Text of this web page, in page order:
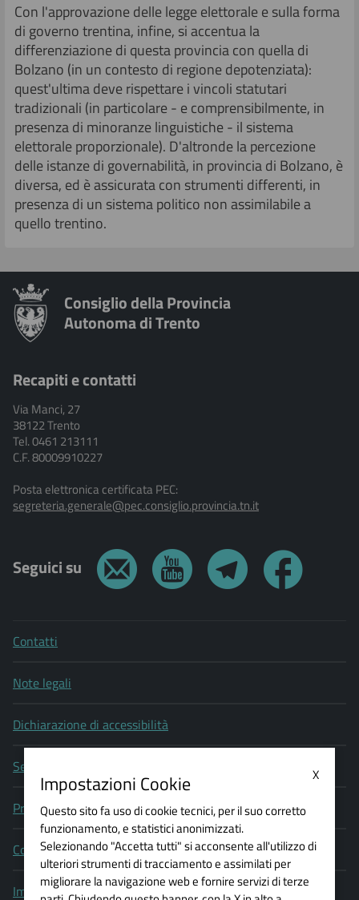
Con l'approvazione delle legge elettorale e sulla forma
di governo trentina, infine, si accentua la
differenziazione di questa provincia con quella di
Bolzano (in un contesto di regione depotenziata):
quest'ultima deve rispettare i vincoli statutari
tradizionali (in particolare - e comprensibilmente, in
presenza di minoranze linguistiche - il sistema
elettorale proporzionale). D'altronde la percezione
delle istanze di governabilità, in provincia di Bolzano, è
diversa, ed è assicurata con strumenti differenti, in
presenza di un sistema politico non assimilabile a
quello trentino.
Consiglio della Provincia
Autonoma di Trento
Recapiti e contatti
Via Manci, 27
38122 Trento
Tel. 0461 213111
C.F. 80009910227
Posta elettronica certificata PEC:
segreteria.generale@pec.consiglio.provincia.tn.it
Seguici su
Contatti
Note legali
Dichiarazione di accessibilità
Segnala un problema di accessibilità
Privacy policy
Cookie policy
Impostazioni Cookie
X
Impostazioni Cookie
Questo sito fa uso di cookie tecnici, per il suo corretto
funzionamento, e statistici anonimizzati.
Selezionando "Accetta tutti" si acconsente all'utilizzo di
ulteriori strumenti di tracciamento e assimilati per
migliorare la navigazione web e fornire servizi di terze